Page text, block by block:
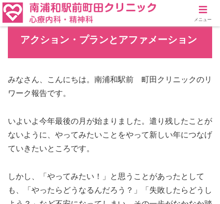
アクション・プランとアファメーション
みなさん、こんにちは。南浦和駅前 町田クリニックのリ
ワーク報告です。
いよいよ今年最後の月が始まりました。遣り残したことが
ないように、やってみたいことをやって新しい年につなげ
ていきたいところです。
しかし、「やってみたい！」と思うことがあったとして
も、「やったらどうなるんだろう？」「失敗したらどうし
メニュー